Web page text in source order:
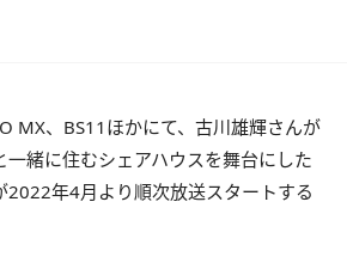
MX、BS11ほかにて、古川雄輝さんが
一緒に住むシェアハウスを舞台にした
2022年4月より順次放送スタートする